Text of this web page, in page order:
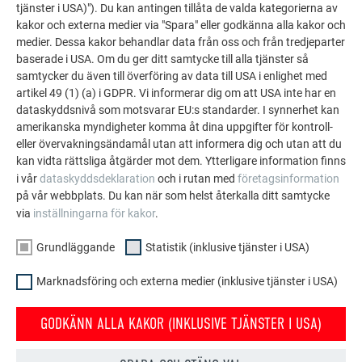
LÅT DIG INSPIRERAS
FLER OBJEKT
PREFA:s referensgalleri visar hur mångsidigt
aluminium kan användas. Upptäck fler imponerande
projekt med PREFA:s hållbara aluminiumlösningar för
SE FLER REFERENSER
tjänster i USA)"). Du kan antingen tillåta de valda kategorierna av
kakor och externa medier via "Spara" eller godkänna alla kakor och
medier. Dessa kakor behandlar data från oss och från tredjeparter
baserade i USA. Om du ger ditt samtycke till alla tjänster så
samtycker du även till överföring av data till USA i enlighet med
artikel 49 (1) (a) i GDPR. Vi informerar dig om att USA inte har en
dataskyddsnivå som motsvarar EU:s standarder. I synnerhet kan
amerikanska myndigheter komma åt dina uppgifter för kontroll-
eller övervakningsändamål utan att informera dig och utan att du
kan vidta rättsliga åtgärder mot dem. Ytterligare information finns
i vårdataskyddsdeklaration och i rutan med företagsinformation
på vår webbplats. Du kan när som helst återkalla ditt samtycke
via inställningarna för kakor.
Grundläggande Statistik (inklusive tjänster i USA)
Marknadsföring och externa medier (inklusive tjänster i USA)
GODKÄNN ALLA KAKOR (INKLUSIVE TJÄNSTER I USA)